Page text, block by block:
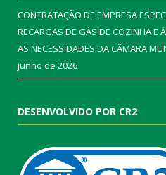
CONTRATAÇÃO DE EMPRESA
RECARGAS DE GÁS DE COZINHA E
AS NECESSIDADES DA CÂMARA
junho de 2026
DESENVOLVIDO POR CR2